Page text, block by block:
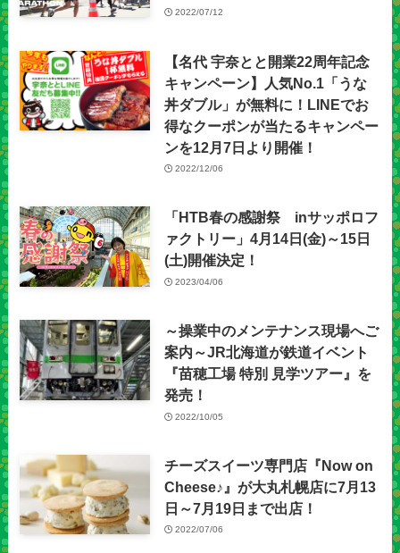
2022/07/12
【名代 宇奈とと開業22周年記念
キャンペーン】人気No.1「うな
丼ダブル」が無料に！LINEでお
得なクーポンが当たるキャンペー
ンを12月7日より開催！
2022/12/06
「HTB春の感謝祭 inサッポロフ
ァクトリー」4月14日(金)～15日
(土)開催決定！
2023/04/06
～操業中のメンテナンス現場へご
案内～JR北海道が鉄道イベント
『苗穂工場 特別 見学ツアー』を
発売！
2022/10/05
チーズスイーツ専門店『Now on
Cheese♪』が大丸札幌店に7月13
日～7月19日まで出店！
2022/07/06